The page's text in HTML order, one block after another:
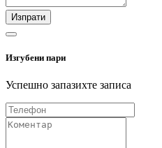
Изпрати
Изгубени пари
Успешно запазихте записа